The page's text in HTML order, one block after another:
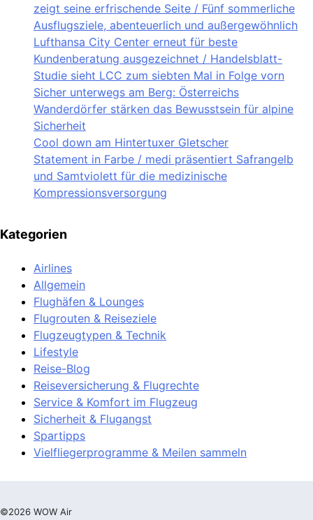
zeigt seine erfrischende Seite / Fünf sommerliche
Ausflugsziele, abenteuerlich und außergewöhnlich
Lufthansa City Center erneut für beste
Kundenberatung ausgezeichnet / Handelsblatt-
Studie sieht LCC zum siebten Mal in Folge vorn
Sicher unterwegs am Berg: Österreichs
Wanderdörfer stärken das Bewusstsein für alpine
Sicherheit
Cool down am Hintertuxer Gletscher
Statement in Farbe / medi präsentiert Safrangelb
und Samtviolett für die medizinische
Kompressionsversorgung
Kategorien
Airlines
Allgemein
Flughäfen & Lounges
Flugrouten & Reiseziele
Flugzeugtypen & Technik
Lifestyle
Reise-Blog
Reiseversicherung & Flugrechte
Service & Komfort im Flugzeug
Sicherheit & Flugangst
Spartipps
Vielfliegerprogramme & Meilen sammeln
©2026 WOW Air